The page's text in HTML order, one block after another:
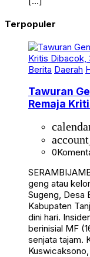
Terpopuler
Berita Daerah
Tawuran
Remaja
0
geng atau
Sugeng, Desa
Kabupaten
dini hari.
berinisial MF
senjata tajam.